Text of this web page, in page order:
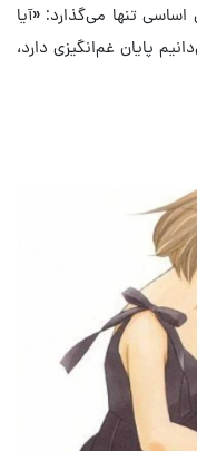
تنها می‌گذارد: «آیا
پایان غم‌انگیزی دارد،